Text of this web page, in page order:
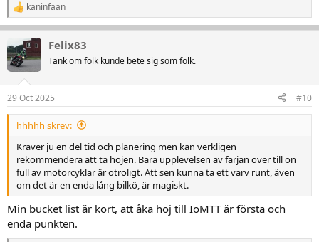
R
e
k
t
i
e
r
kaninfaan
Felix83
Tänk om folk kunde bete sig som folk.
29 Oct 2025 #10
hhhhh skrev:
Kräver ju en del tid och planering men kan verkligen
rekommendera att ta hojen. Bara upplevelsen av färjan över till ön
full av motorcyklar är otroligt. Att sen kunna ta ett varv runt, även
om det är en enda lång bilkö, är magiskt.
Min bucket list är kort, att åka hoj till IoMTT är första och
enda punkten.